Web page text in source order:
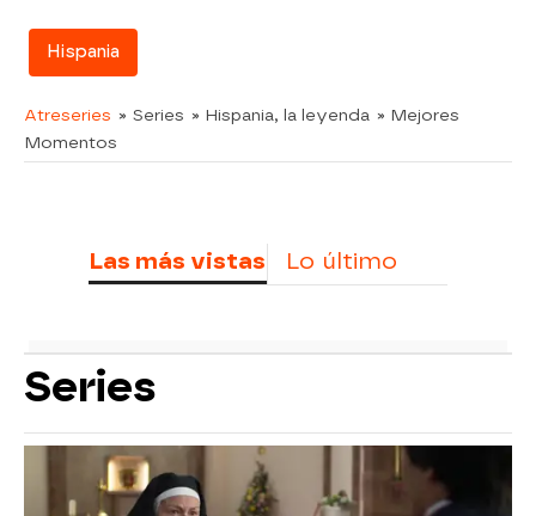
Hispania
Atreseries » Series » Hispania, la leyenda » Mejores
Momentos
Las más vistas Lo último
Series